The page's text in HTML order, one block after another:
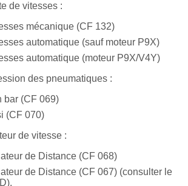
de vitesses :
mécanique (CF 132)
automatique (sauf moteur P9X)
automatique (moteur P9X/V4Y)
des pneumatiques :
bar (CF 069)
(CF 070)
de vitesse :
de Distance (CF 068)
de Distance (CF 067) (consulter le